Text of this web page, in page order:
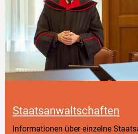
Staatsanwaltschaften
Informationen über einzelne